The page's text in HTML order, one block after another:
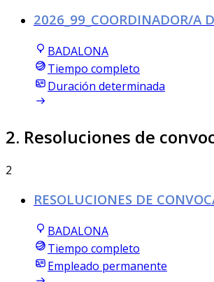
2026_99_COORDINADOR/A
BADALONA
Tiempo completo
Duración determinada
2. Resoluciones de
2
RESOLUCIONES DE
BADALONA
Tiempo completo
Empleado permanente